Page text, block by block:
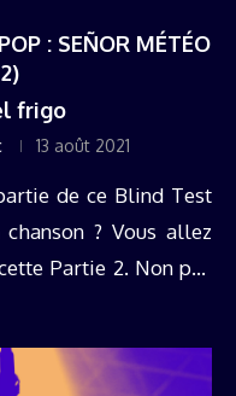
: SEÑOR MÉTÉO
frigo
13 août 2021
de ce Blind Test
? Vous allez
Partie 2. Non pas